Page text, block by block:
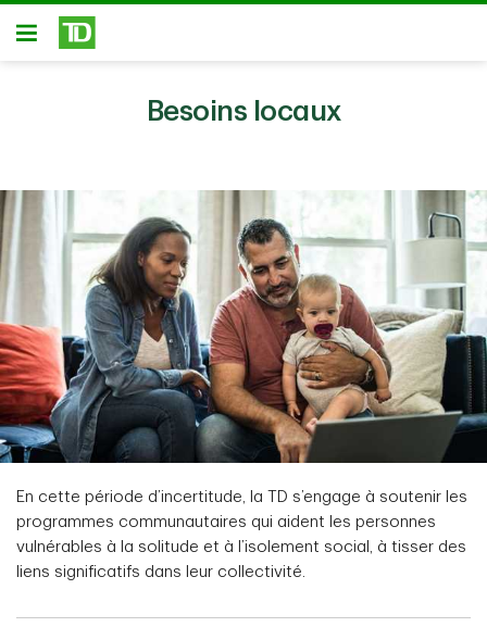
Passer au contenu principal
Ouvert
Besoins locaux
En cette période d’incertitude, la TD s’engage à soutenir les
programmes communautaires qui aident les personnes
vulnérables à la solitude et à l’isolement social, à tisser des
liens significatifs dans leur collectivité.